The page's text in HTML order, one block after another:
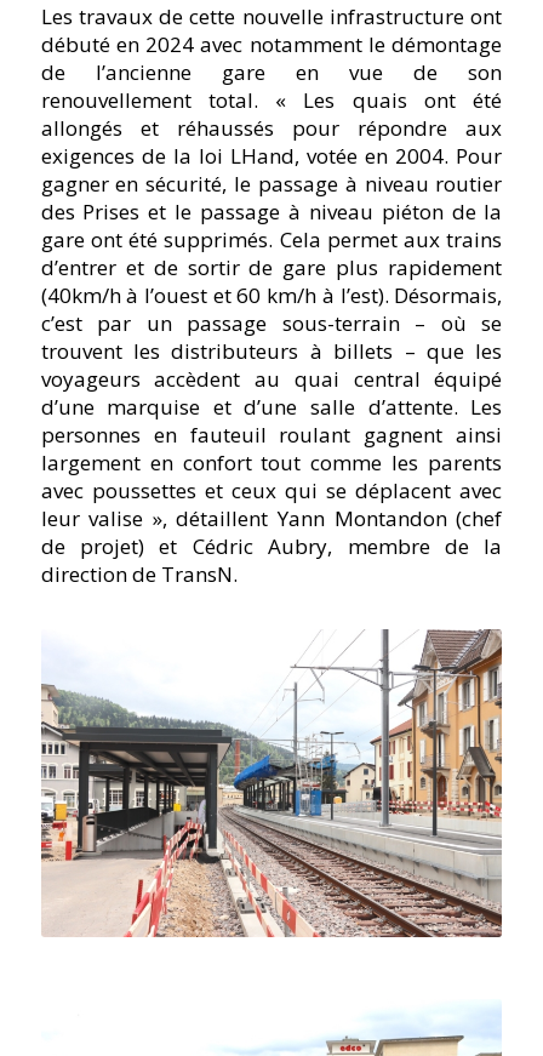
Les travaux de cette nouvelle infrastructure ont
débuté en 2024 avec notamment le démontage
de l’ancienne gare en vue de son
renouvellement total. « Les quais ont été
allongés et réhaussés pour répondre aux
exigences de la loi LHand, votée en 2004. Pour
gagner en sécurité, le passage à niveau routier
des Prises et le passage à niveau piéton de la
gare ont été supprimés. Cela permet aux trains
d’entrer et de sortir de gare plus rapidement
(40km/h à l’ouest et 60 km/h à l’est). Désormais,
c’est par un passage sous-terrain – où se
trouvent les distributeurs à billets – que les
voyageurs accèdent au quai central équipé
d’une marquise et d’une salle d’attente. Les
personnes en fauteuil roulant gagnent ainsi
largement en confort tout comme les parents
avec poussettes et ceux qui se déplacent avec
leur valise », détaillent Yann Montandon (chef
de projet) et Cédric Aubry, membre de la
direction de TransN.